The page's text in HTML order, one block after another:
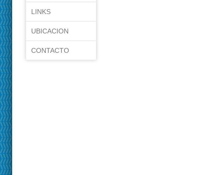
LINKS
UBICACION
CONTACTO